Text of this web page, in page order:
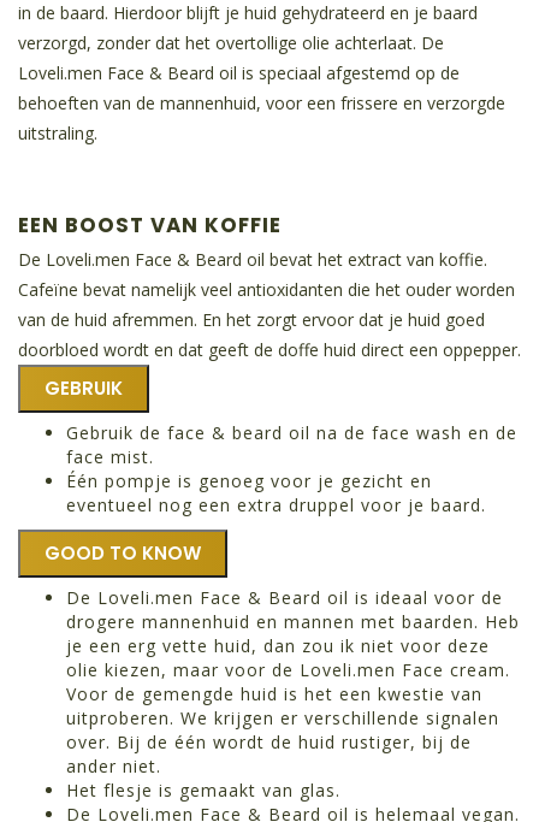
in de baard. Hierdoor blijft je huid gehydrateerd en je baard
verzorgd, zonder dat het overtollige olie achterlaat. De
Loveli.men Face & Beard oil is speciaal afgestemd op de
behoeften van de mannenhuid, voor een frissere en verzorgde
uitstraling.
EEN BOOST VAN KOFFIE
De Loveli.men Face & Beard oil bevat het extract van koffie.
Cafeïne bevat namelijk veel antioxidanten die het ouder worden
van de huid afremmen. En het zorgt ervoor dat je huid goed
doorbloed wordt en dat geeft de doffe huid direct een oppepper.
GEBRUIK
Gebruik de face & beard oil na de face wash en de
face mist.
Één pompje is genoeg voor je gezicht en
eventueel nog een extra druppel voor je baard.
GOOD TO KNOW
De Loveli.men Face & Beard oil is ideaal voor de
drogere mannenhuid en mannen met baarden. Heb
je een erg vette huid, dan zou ik niet voor deze
olie kiezen, maar voor de Loveli.men Face cream.
Voor de gemengde huid is het een kwestie van
uitproberen. We krijgen er verschillende signalen
over. Bij de één wordt de huid rustiger, bij de
ander niet.
Het flesje is gemaakt van glas.
De Loveli.men Face & Beard oil is helemaal vegan.